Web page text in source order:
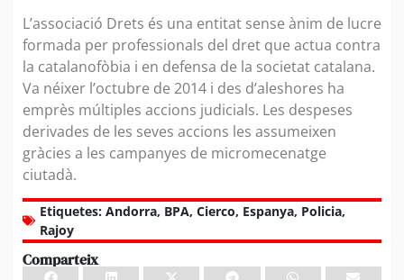
L’associació Drets és una entitat sense ànim de lucre
formada per professionals del dret que actua contra
la catalanofòbia i en defensa de la societat catalana.
Va néixer l’octubre de 2014 i des d’aleshores ha
emprès múltiples accions judicials. Les despeses
derivades de les seves accions les assumeixen
gràcies a les campanyes de micromecenatge
ciutadà.
Etiquetes: Andorra, BPA, Cierco, Espanya, Policia,
Rajoy
Comparteix